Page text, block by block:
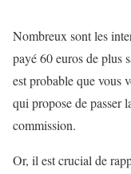
Nombreux sont les
payé 60 euros de plus
est probable que vous
qui propose de passer
commission.
Or, il est crucial de